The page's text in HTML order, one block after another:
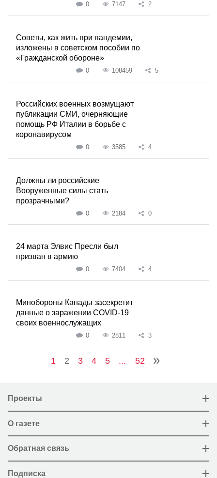
0 7147 2
Советы, как жить при пандемии,
изложены в советском пособии по
«Гражданской обороне»
0 108459 5
Российских военных возмущают
публикации СМИ, очерняющие
помощь РФ Италии в борьбе с
коронавирусом
0 3585 4
Должны ли российские
Вооруженные силы стать
прозрачными?
0 2184 0
24 марта Элвис Пресли был
призван в армию
0 7404 4
Минобороны Канады засекретит
данные о заражении COVID-19
своих военнослужащих
0 2811 3
1 2 3 4 5 ... 52
Проекты
О газете
Обратная связь
Подписка